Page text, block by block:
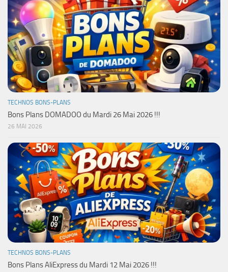
TECHNOS BONS-PLANS
Bons Plans DOMADOO du Mardi 26 Mai 2026 !!!
26 MAI 2026
TECHNOS BONS-PLANS
Bons Plans AliExpress du Mardi 12 Mai 2026 !!!